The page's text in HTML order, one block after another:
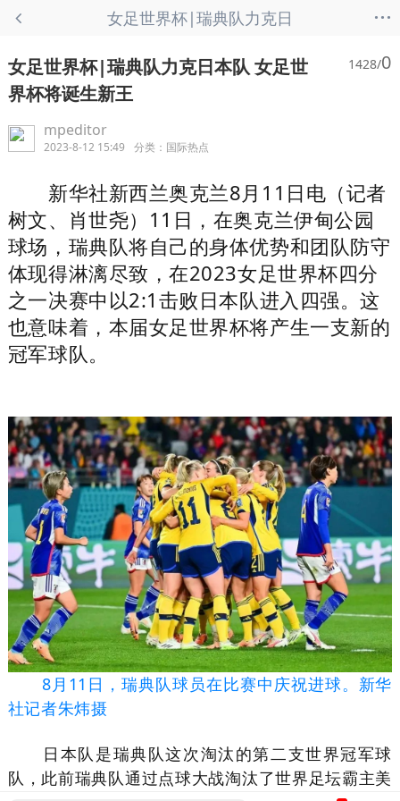
女足世界杯|瑞典队力克日
- 国际热点
...
女足世界杯|瑞典队力克日本队 女足世
界杯将诞生新王
1428/0
mpeditor
2023-8-12 15:49 分类： 国际热点
新华社新西兰奥克兰8月11日电（记者
树文、肖世尧）11日，在奥克兰伊甸公园
球场，瑞典队将自己的身体优势和团队防守
体现得淋漓尽致，在2023女足世界杯四分
之一决赛中以2:1击败日本队进入四强。这
也意味着，本届女足世界杯将产生一支新的
冠军球队。
8月11日，瑞典队球员在比赛中庆祝进球。新华
社记者朱炜摄
日本队是瑞典队这次淘汰的第二支世界冠军球
队，此前瑞典队通过点球大战淘汰了世界足坛霸主美